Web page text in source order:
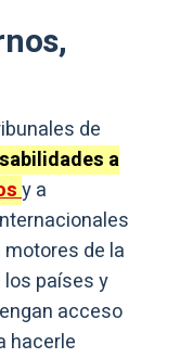
de
a
y a
de la
países y
acceso
hacerle